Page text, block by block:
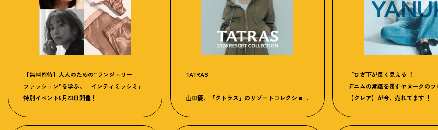
【無料招待】大人のための“ランジェリー
ファッション”を学ぶ。「インティミッシミ」
特別イベント5月23日開催！
TATRAS
山田優、「タトラス」のリゾートコレクション
「ひざ下が長く見える ！」
デニムの常識を覆すヤヌークのフ
【クレア】が今、売れてます ！